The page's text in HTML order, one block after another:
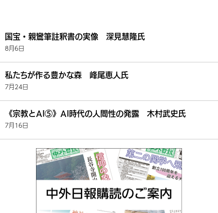
国宝・親鸞筆註釈書の実像 深見慧隆氏
8月6日
私たちが作る豊かな森 峰尾恵人氏
7月24日
《宗教とAI⑤》AI時代の人間性の発露 木村武史氏
7月16日